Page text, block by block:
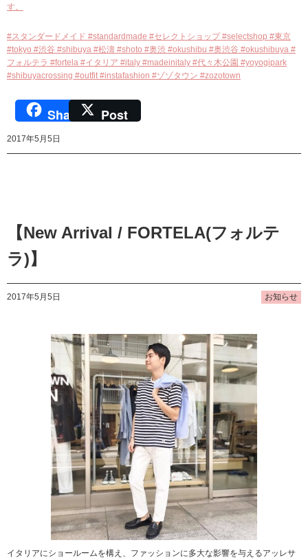
す。
#スタンダードメイド #standardmade #セレクトショップ #selectshop #東京
#tokyo #渋谷 #shibuya #松濤 #shoto #奥渋 #okushibu #奥渋谷 #okushibuya #
フォルテラ #fortela #イタリア #italy #madeinitaly #代々木公園 #yoyogipark
#shibuyacrossing #outfit #instafashion #ゾゾタウン #zozotown
Share Post
2017年5月5日
【New Arrival / FORTELA(フォルテ
ラ)】
2017年5月5日 お知らせ
イタリアにショールームを構え、ファッションに多大な影響を与えるアッレサ